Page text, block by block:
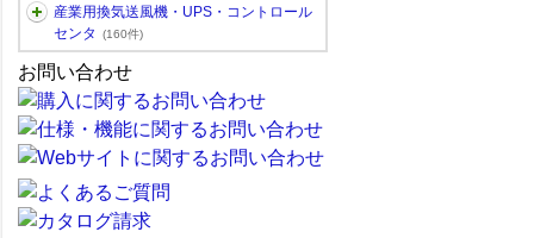
産業用換気送風機・UPS・コントロール
センタ
(160件)
お問い合わせ